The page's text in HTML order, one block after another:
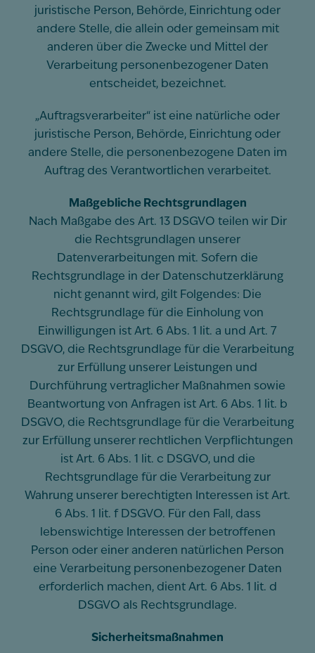
juristische Person, Behörde, Einrichtung oder
andere Stelle, die allein oder gemeinsam mit
anderen über die Zwecke und Mittel der
Verarbeitung personenbezogener Daten
entscheidet, bezeichnet.
„Auftragsverarbeiter“ ist eine natürliche oder
juristische Person, Behörde, Einrichtung oder
andere Stelle, die personenbezogene Daten im
Auftrag des Verantwortlichen verarbeitet.
Maßgebliche Rechtsgrundlagen
Nach Maßgabe des Art. 13 DSGVO teilen wir Dir
die Rechtsgrundlagen unserer
Datenverarbeitungen mit. Sofern die
Rechtsgrundlage in der Datenschutzerklärung
nicht genannt wird, gilt Folgendes: Die
Rechtsgrundlage für die Einholung von
Einwilligungen ist Art. 6 Abs. 1 lit. a und Art. 7
DSGVO, die Rechtsgrundlage für die Verarbeitung
zur Erfüllung unserer Leistungen und
Durchführung vertraglicher Maßnahmen sowie
Beantwortung von Anfragen ist Art. 6 Abs. 1 lit. b
DSGVO, die Rechtsgrundlage für die Verarbeitung
zur Erfüllung unserer rechtlichen Verpflichtungen
ist Art. 6 Abs. 1 lit. c DSGVO, und die
Rechtsgrundlage für die Verarbeitung zur
Wahrung unserer berechtigten Interessen ist Art.
6 Abs. 1 lit. f DSGVO. Für den Fall, dass
lebenswichtige Interessen der betroffenen
Person oder einer anderen natürlichen Person
eine Verarbeitung personenbezogener Daten
erforderlich machen, dient Art. 6 Abs. 1 lit. d
DSGVO als Rechtsgrundlage.
Sicherheitsmaßnahmen